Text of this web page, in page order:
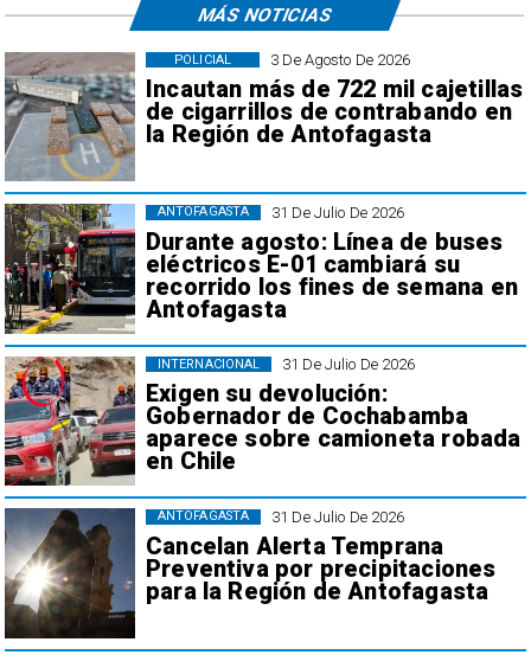
3 De Agosto De 2026
Incautan más de 722 mil cajetillas
de cigarrillos de contrabando en
la Región de Antofagasta
POLICIAL
31 De Julio De 2026
Durante agosto: Línea de buses
eléctricos E-01 cambiará su
recorrido los fines de semana en
Antofagasta
ANTOFAGASTA
31 De Julio De 2026
Exigen su devolución:
Gobernador de Cochabamba
aparece sobre camioneta robada
en Chile
INTERNACIONAL
31 De Julio De 2026
Cancelan Alerta Temprana
Preventiva por precipitaciones
para la Región de Antofagasta
ANTOFAGASTA
MÁS NOTICIAS